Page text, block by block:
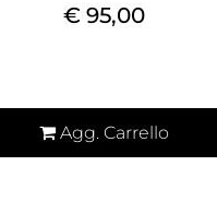
€ 95,00
Agg. Carrello